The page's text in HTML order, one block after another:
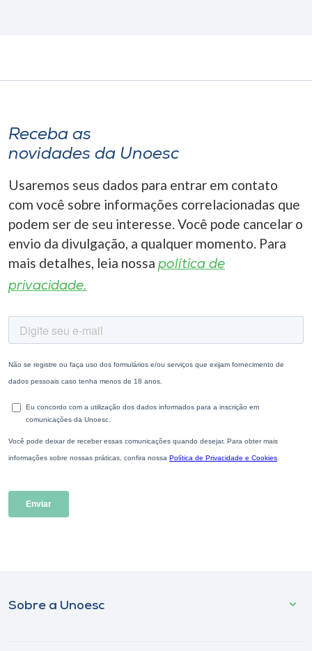
Receba as
novidades da Unoesc
Usaremos seus dados para entrar em contato
com você sobre informações correlacionadas que
podem ser de seu interesse. Você pode cancelar o
envio da divulgação, a qualquer momento. Para
mais detalhes, leia nossa política de
privacidade.
Sobre a Unoesc